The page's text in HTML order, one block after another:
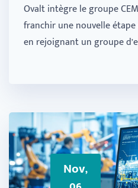
Ovalt intègre le groupe
franchir une nouvelle
en rejoignant un groupe
Nov,